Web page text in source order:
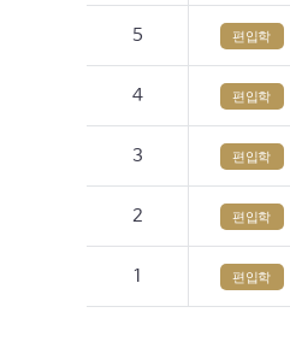
5 편입학
4 편입학
3 편입학
2 편입학
1 편입학